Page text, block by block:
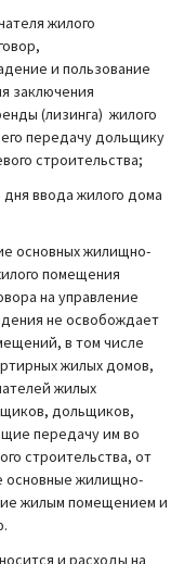
жилого
и пользование
заключения
(лизинга) жилого
передачу дольщику
строительства;
ввода жилого дома
основных жилищно-
помещения
на управление
не освобождает
в том числе
жилых домов,
жилых
дольщиков,
передачу им во
строительства, от
основные жилищно-
жилым помещением и
и расходы на